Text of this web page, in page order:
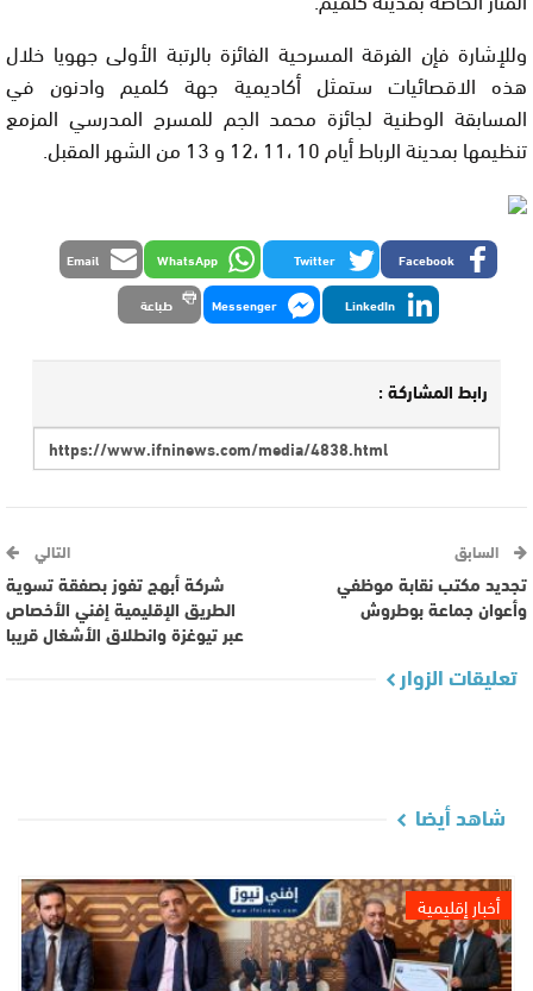
وللإشارة فإن الفرقة المسرحية الفائزة بالرتبة الأولى جهويا خلال
هذه الاقصائيات ستمثل أكاديمية جهة كلميم وادنون في
المسابقة الوطنية لجائزة محمد الجم للمسرح المدرسي المزمع
تنظيمها بمدينة الرباط أيام 10 ،11 ،12 و 13 من الشهر المقبل.
Facebook
Twitter
WhatsApp
Email
LinkedIn
Messenger طباعة
رابط المشاركة :
السابق
تجديد مكتب نقابة موظفي
وأعوان جماعة بوطروش
التالي
شركة أبهج تفوز بصفقة تسوية
الطريق الإقليمية إفني الأخصاص
عبر تيوغزة وانطلاق الأشغال قريبا
تعليقات الزوار
شاهد أيضا
أخبار إقليمية